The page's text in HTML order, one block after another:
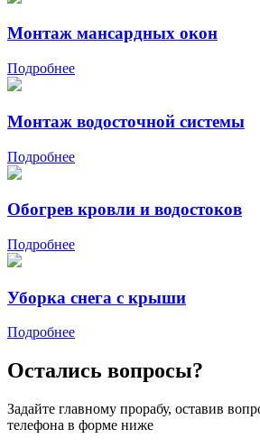
Монтаж мансардных окон
Подробнее
Монтаж водосточной системы
Подробнее
Обогрев кровли и водостоков
Подробнее
Уборка снега с крыши
Подробнее
Остались вопросы?
Задайте главному прорабу, оставив
телефона в форме ниже